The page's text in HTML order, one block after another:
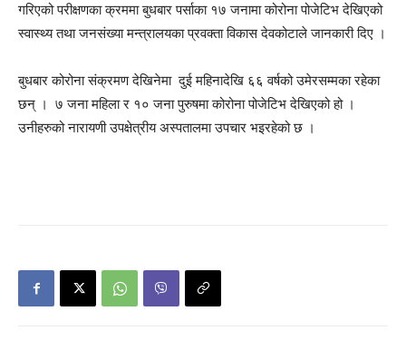
गरिएको परीक्षणका क्रममा बुधबार पर्साका १७ जनामा कोरोना पोजेटिभ देखिएको
स्वास्थ्य तथा जनसंख्या मन्त्रालयका प्रवक्ता विकास देवकोटाले जानकारी दिए ।
बुधबार कोरोना संक्रमण देखिनेमा दुई महिनादेखि ६६ वर्षको उमेरसम्मका रहेका
छन् । ७ जना महिला र १० जना पुरुषमा कोरोना पोजेटिभ देखिएको हो ।
उनीहरुको नारायणी उपक्षेत्रीय अस्पतालमा उपचार भइरहेको छ ।